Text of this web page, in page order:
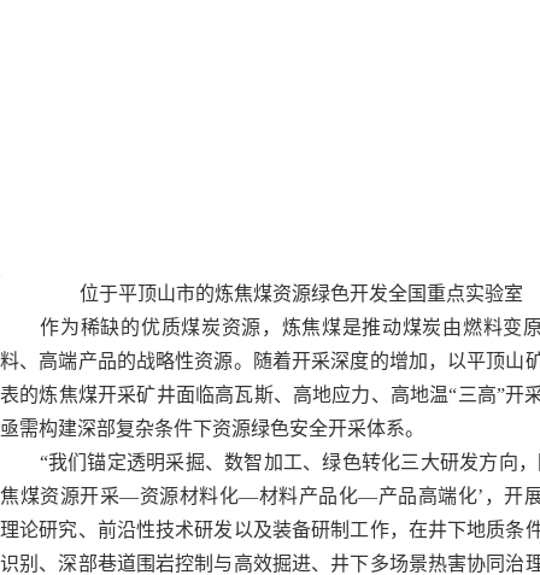
位于平顶山市的炼焦煤资源绿色开发全国重点实验室
作为稀缺的优质煤炭资源，炼焦煤是推动煤炭由燃料变
料、高端产品的战略性资源。随着开采深度的增加，以平顶山
表的炼焦煤开采矿井面临高瓦斯、高地应力、高地温“三高”开
亟需构建深部复杂条件下资源绿色安全开采体系。
“我们锚定透明采掘、数智加工、绿色转化三大研发方向，
焦煤资源开采—资源材料化—材料产品化—产品高端化’，开
理论研究、前沿性技术研发以及装备研制工作，在井下地质条
识别、深部巷道围岩控制与高效掘进、井下多场景热害协同治